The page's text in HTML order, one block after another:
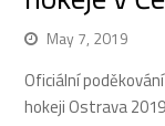
May 7, 2019
Oficiální
hokeji Ostrava